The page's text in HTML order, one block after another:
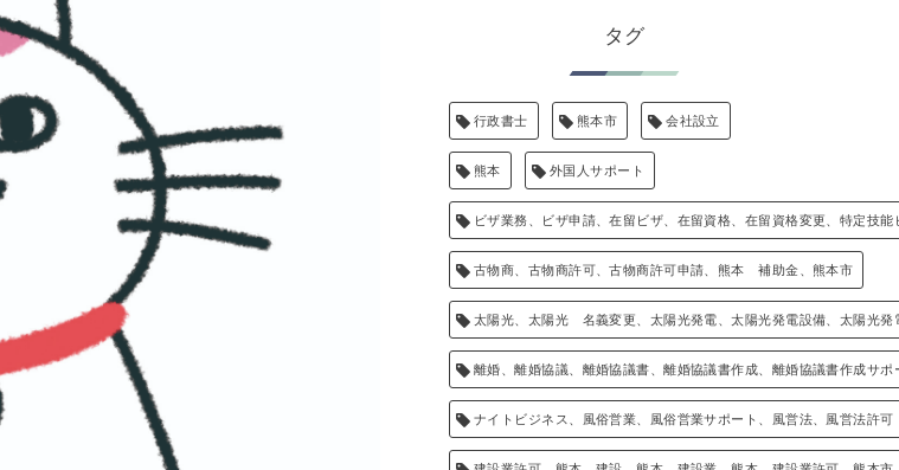
タグ
行政書士 熊本市 会社設立
熊本 外国人サポート
ビザ業務、ビザ申請、在留ビザ、在留資格、在留資格変更、特定技能
古物商、古物商許可、古物商許可申請、熊本 補助金、熊本市
太陽光、太陽光 名義変更、太陽光発電、太陽光発電設備、太陽光
離婚、離婚協議、離婚協議書、離婚協議書作成、離婚協議書作成サポ
ナイトビジネス、風俗営業、風俗営業サポート、風営法、風営法許可